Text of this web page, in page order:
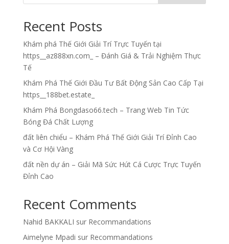
Recent Posts
Khám phá Thế Giới Giải Trí Trực Tuyến tại
https__az888xn.com_ – Đánh Giá & Trải Nghiệm Thực
Tế
Khám Phá Thế Giới Đầu Tư Bất Động Sản Cao Cấp Tại
https__188bet.estate_
Khám Phá Bongdaso66.tech – Trang Web Tin Tức
Bóng Đá Chất Lượng
đất liên chiểu – Khám Phá Thế Giới Giải Trí Đỉnh Cao
và Cơ Hội Vàng
đất nền dự án – Giải Mã Sức Hút Cá Cược Trực Tuyến
Đỉnh Cao
Recent Comments
Nahid BAKKALI sur Recommandations
Aimelyne Mpadi sur Recommandations